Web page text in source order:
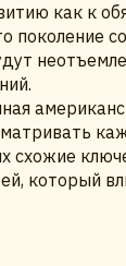
как к
поколение
схожие
который